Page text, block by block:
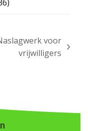
voor
vrijwilligers